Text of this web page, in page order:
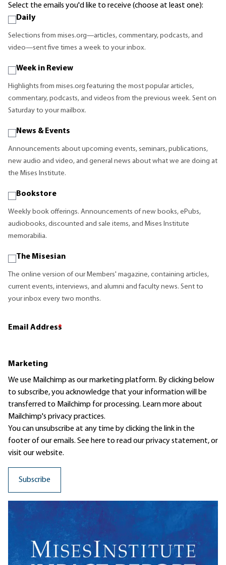
Select the emails you'd like to receive (choose at least one):
Daily
Selections from mises.org—articles, commentary, podcasts, and
video—sent five times a week to your inbox.
Week in Review
Highlights from mises.org featuring the most popular articles,
commentary, podcasts, and videos from the previous week. Sent on
Saturday to your mailbox.
News & Events
Announcements about upcoming events, seminars, publications,
new audio and video, and general news about what we are doing at
the Mises Institute.
Bookstore
Weekly book offerings. Announcements of new books, ePubs,
audiobooks, discounted and sale items, and Mises Institute
memorabilia.
The Misesian
The online version of our Members' magazine, containing articles,
current events, interviews, and alumni and faculty news. Sent to
your inbox every two months.
Email Address
*
Marketing
We use Mailchimp as our marketing platform. By clicking below
to subscribe, you acknowledge that your information will be
transferred to Mailchimp for processing. Learn moreabout
Mailchimp's privacy practices.
You can unsubscribe at any time by clicking the link in the
footer of our emails. See here to read ourprivacy statement, or
visit our website.